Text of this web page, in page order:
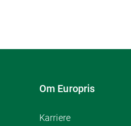
Om Europris
Karriere